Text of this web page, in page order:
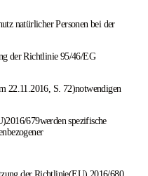
natürlicher Personen bei der
der Richtlinie 95/46/EG
22.11.2016, S. 72)notwendigen
679werden spezifische